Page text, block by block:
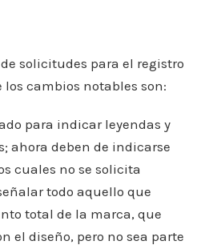
solicitudes para el registro
cambios notables son:
para indicar leyendas y
ahora deben de indicarse
cuales no se solicita
todo aquello que
total de la marca, que
el diseño, pero no sea parte